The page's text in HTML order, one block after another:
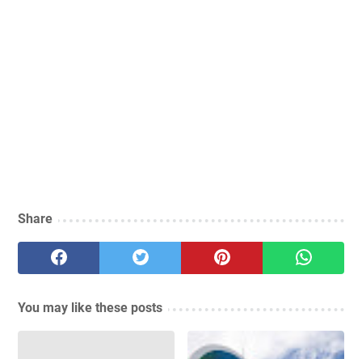
Share
You may like these posts